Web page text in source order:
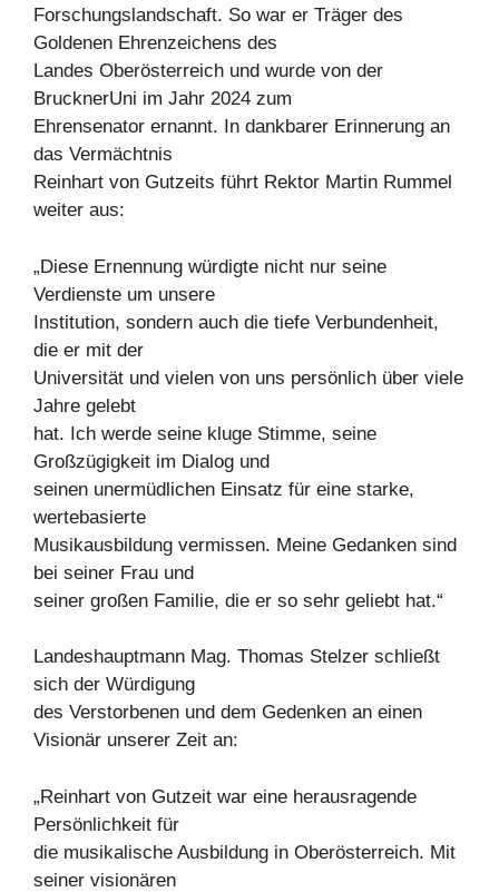
Forschungslandschaft. So war er Träger des
Goldenen Ehrenzeichens des
Landes Oberösterreich und wurde von der
BrucknerUni im Jahr 2024 zum
Ehrensenator ernannt. In dankbarer Erinnerung an
das Vermächtnis
Reinhart von Gutzeits führt Rektor Martin Rummel
weiter aus:
„Diese Ernennung würdigte nicht nur seine
Verdienste um unsere
Institution, sondern auch die tiefe Verbundenheit,
die er mit der
Universität und vielen von uns persönlich über viele
Jahre gelebt
hat. Ich werde seine kluge Stimme, seine
Großzügigkeit im Dialog und
seinen unermüdlichen Einsatz für eine starke,
wertebasierte
Musikausbildung vermissen. Meine Gedanken sind
bei seiner Frau und
seiner großen Familie, die er so sehr geliebt hat.“
Landeshauptmann Mag. Thomas Stelzer schließt
sich der Würdigung
des Verstorbenen und dem Gedenken an einen
Visionär unserer Zeit an:
„Reinhart von Gutzeit war eine herausragende
Persönlichkeit für
die musikalische Ausbildung in Oberösterreich. Mit
seiner visionären